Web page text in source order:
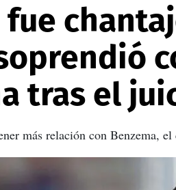
tras el
más relación con Benzema,